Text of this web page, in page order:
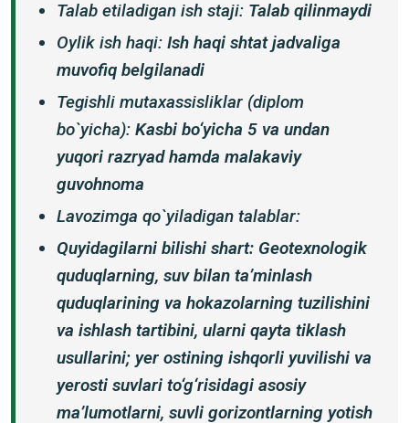
Talab etiladigan ish staji: Talab qilinmaydi
Oylik ish haqi: Ish haqi shtat jadvaliga
muvofiq belgilanadi
Tegishli mutaxassisliklar (diplom
bo`yicha): Kasbi bo‘yicha 5 va undan
yuqori razryad hamda malakaviy
guvohnoma
Lavozimga qo`yiladigan talablar:
Quyidagilarni bilishi shart: Geotexnologik
quduqlarning, suv bilan ta’minlash
quduqlarining va hokazolarning tuzilishini
va ishlash tartibini, ularni qayta tiklash
usullarini; yer ostining ishqorli yuvilishi va
yerosti suvlari to‘g‘risidagi asosiy
ma’lumotlarni, suvli gorizontlarning yotish